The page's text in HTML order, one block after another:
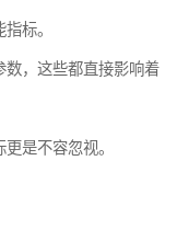
标。
数，这些都直接影响着
是不容忽视。